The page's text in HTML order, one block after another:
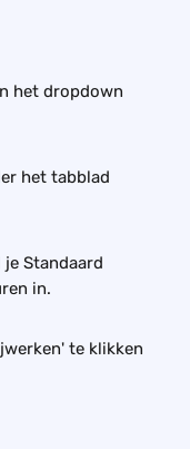
het dropdown
het tabblad
Standaard
in.
te klikken